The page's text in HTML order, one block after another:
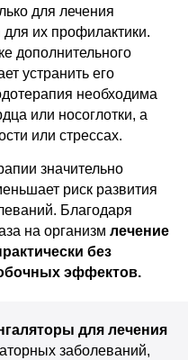
для лечения
их профилактики.
дополнительного
устранить его
необходима
или носоглотки, а
или стрессах.
значительно
риск развития
Благодаря
на организм лечение
без
эффектов.
для лечения
заболеваний,